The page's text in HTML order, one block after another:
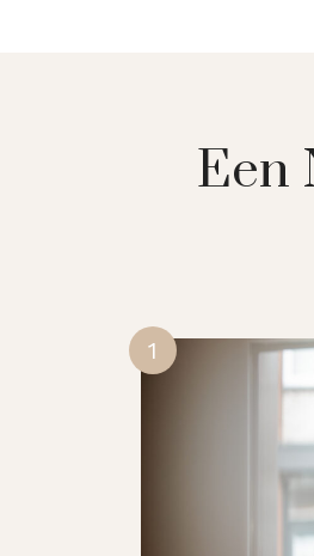
Een
1